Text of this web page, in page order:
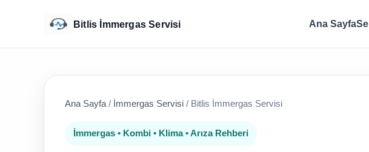
Bitlis İmmergas Servisi Ana Sayfa
Ana Sayfa / İmmergas Servisi / Bitlis İmmergas Servisi
İmmergas • Kombi • Klima • Arıza Rehberi